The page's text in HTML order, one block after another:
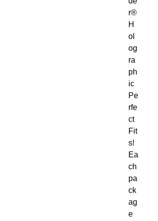
r®
H
ol
og
ra
ph
ic
Pe
rfe
ct
Fit
s!
Ea
ch
pa
ck
ag
e